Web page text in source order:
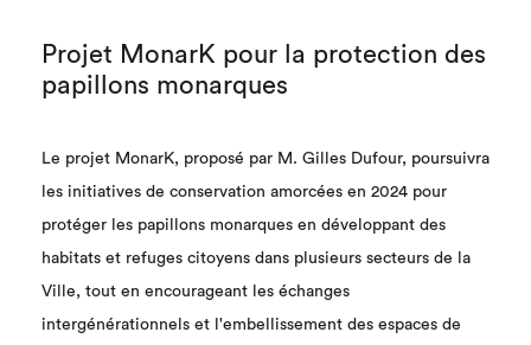
Projet MonarK pour la protection des
papillons monarques
Le projet MonarK, proposé par M. Gilles Dufour, poursuivra
les initiatives de conservation amorcées en 2024 pour
protéger les papillons monarques en développant des
habitats et refuges citoyens dans plusieurs secteurs de la
Ville, tout en encourageant les échanges
intergénérationnels et l'embellissement des espaces de